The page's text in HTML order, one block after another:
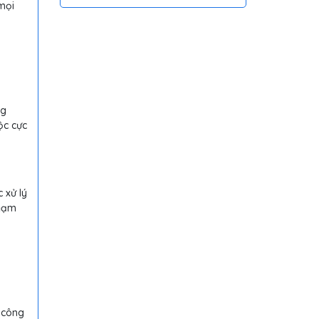
cực
xử lý
Hồng Ngoại Tiện Lợi